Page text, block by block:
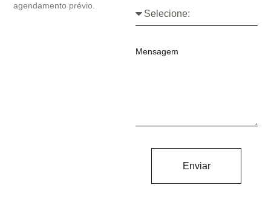
agendamento prévio.
Mensagem
Enviar